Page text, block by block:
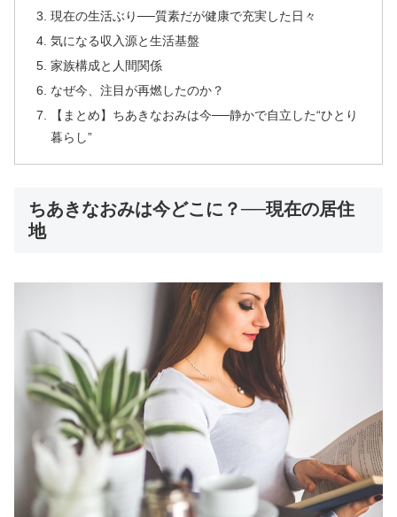
現在の生活ぶり──質素だが健康で充実した日々
気になる収入源と生活基盤
家族構成と人間関係
なぜ今、注目が再燃したのか？
【まとめ】ちあきなおみは今──静かで自立した“ひとり
暮らし”
ちあきなおみは今どこに？──現在の居住
地